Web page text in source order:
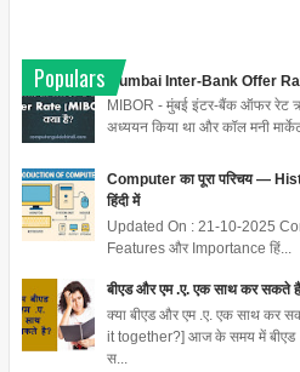
Populars
Mumbai Inter-Bank Offer
MIBOR - मुंबई इंटर-बैंक ऑफर रेट
अध्ययन किया था और कॉल मनी
Computer का पूरा परिचय —
हिंदी में
Updated On : 21-10-2025
Features और Importance हिं...
बीएड और एम .ए. एक साथ कर सकते
क्या बीएड और एम .ए. एक साथ कर
it together?] आज के समय में बीएड
स...